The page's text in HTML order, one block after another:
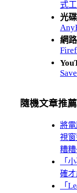
式
光
網
隨機文章推薦
將
視
糟
「
確才
「